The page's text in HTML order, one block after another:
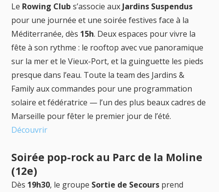
Le Rowing Club s’associe aux Jardins Suspendus
pour une journée et une soirée festives face à la
Méditerranée, dès 15h. Deux espaces pour vivre la
fête à son rythme : le rooftop avec vue panoramique
sur la mer et le Vieux-Port, et la guinguette les pieds
presque dans l’eau. Toute la team des Jardins &
Family aux commandes pour une programmation
solaire et fédératrice — l’un des plus beaux cadres de
Marseille pour fêter le premier jour de l’été.
Découvrir
Soirée pop-rock au Parc de la Moline
(12e)
Dès 19h30, le groupe Sortie de Secours prend